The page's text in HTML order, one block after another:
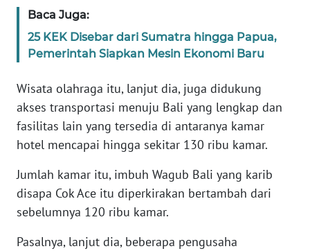
Baca Juga:
25 KEK Disebar dari Sumatra hingga Papua,
Pemerintah Siapkan Mesin Ekonomi Baru
Wisata olahraga itu, lanjut dia, juga didukung
akses transportasi menuju Bali yang lengkap dan
fasilitas lain yang tersedia di antaranya kamar
hotel mencapai hingga sekitar 130 ribu kamar.
Jumlah kamar itu, imbuh Wagub Bali yang karib
disapa Cok Ace itu diperkirakan bertambah dari
sebelumnya 120 ribu kamar.
Pasalnya, lanjut dia, beberapa pengusaha
PAPUA
BARAT
WN
WN
SERAMBI
JAMBI
WN